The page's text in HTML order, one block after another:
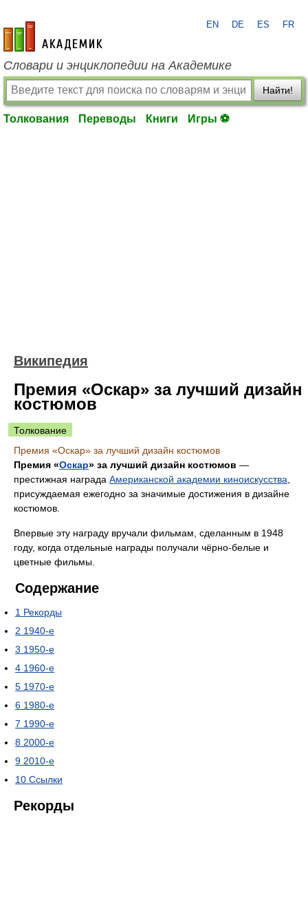
academic.ru
EN DE ES FR
Словари и энциклопедии на Академике
Найти!
Толкования Переводы Книги Игры ⚽
Википедия
Премия «Оскар» за лучший дизайн
костюмов
Толкование
Премия «Оскар» за лучший дизайн костюмов
Премия «Оскар» за лучший дизайн костюмов —
престижная награда Американской академии киноискусства
присуждаемая ежегодно за значимые достижения в дизайне
костюмов.
Впервые эту награду вручали фильмам, сделанным в 1948
году, когда отдельные награды получали чёрно-белые и
цветные фильмы.
Содержание
1 Рекорды
2 1940-е
3 1950-е
4 1960-е
5 1970-е
6 1980-е
7 1990-е
8 2000-е
9 2010-е
10 Ссылки
Рекорды